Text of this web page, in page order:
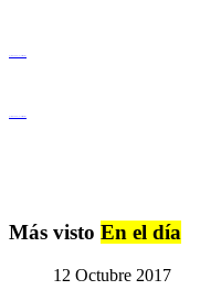
Más visto En el día
12 Octubre 2017